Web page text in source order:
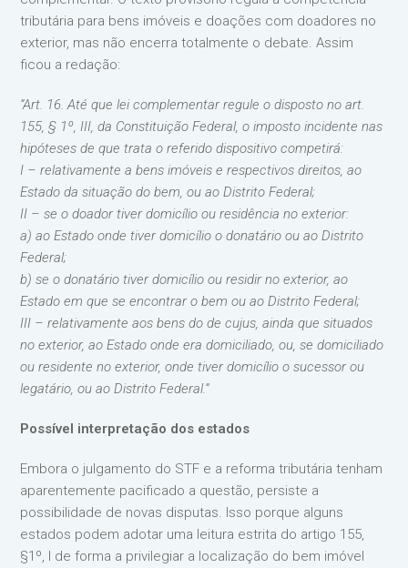
tributária para bens imóveis e doações com doadores no
exterior, mas não encerra totalmente o debate. Assim
ficou a redação:
“Art. 16. Até que lei complementar regule o disposto no art.
155, § 1º, III, da Constituição Federal, o imposto incidente nas
hipóteses de que trata o referido dispositivo competirá:
I – relativamente a bens imóveis e respectivos direitos, ao
Estado da situação do bem, ou ao Distrito Federal;
II – se o doador tiver domicílio ou residência no exterior:
a) ao Estado onde tiver domicílio o donatário ou ao Distrito
Federal;
b) se o donatário tiver domicílio ou residir no exterior, ao
Estado em que se encontrar o bem ou ao Distrito Federal;
III – relativamente aos bens do de cujus, ainda que situados
no exterior, ao Estado onde era domiciliado, ou, se domiciliado
ou residente no exterior, onde tiver domicílio o sucessor ou
legatário, ou ao Distrito Federal.”
Possível interpretação dos estados
Embora o julgamento do STF e a reforma tributária tenham
aparentemente pacificado a questão, persiste a
possibilidade de novas disputas. Isso porque alguns
estados podem adotar uma leitura estrita do artigo 155,
§1º, I de forma a privilegiar a localização do bem imóvel